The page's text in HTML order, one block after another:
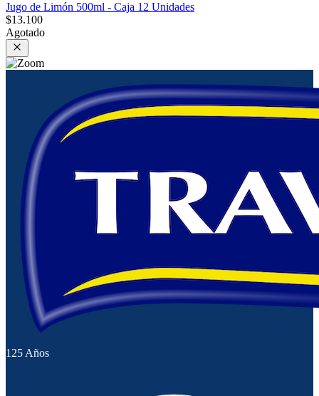
Jugo de Limón 500ml - Caja 12 Unidades
$13.100
Agotado
125 Años